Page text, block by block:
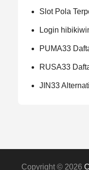
Slot Pola
Login
PUMA33
RUSA33
JIN33
Copyright © 2026